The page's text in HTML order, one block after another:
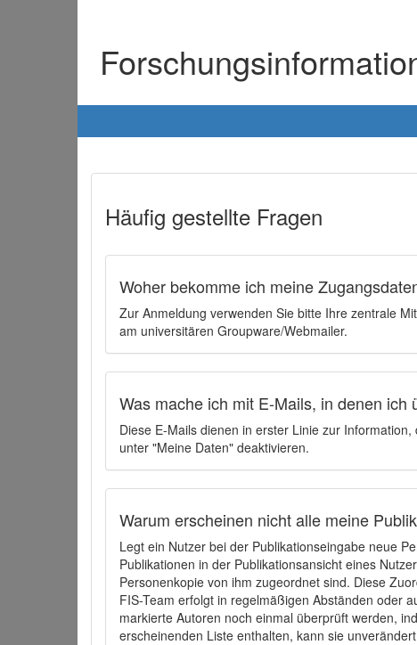
Häufig gestellte Fragen
Woher bekomme ich meine
Zur Anmeldung verwenden Sie bitte Ihre zentrale
am universitären Groupware/Webmailer.
Was mache ich mit E-Mails, in denen
Diese E-Mails dienen in erster Linie zur
unter "Meine Daten" deaktivieren.
Warum erscheinen nicht alle meine
Legt ein Nutzer bei der Publikationseingabe neue
Publikationen in der Publikationsansicht eines
Personenkopie von ihm zugeordnet sind. Diese
FIS-Team erfolgt in regelmäßigen Abständen oder
markierte Autoren noch einmal überprüft werden,
erscheinenden Liste enthalten, kann sie